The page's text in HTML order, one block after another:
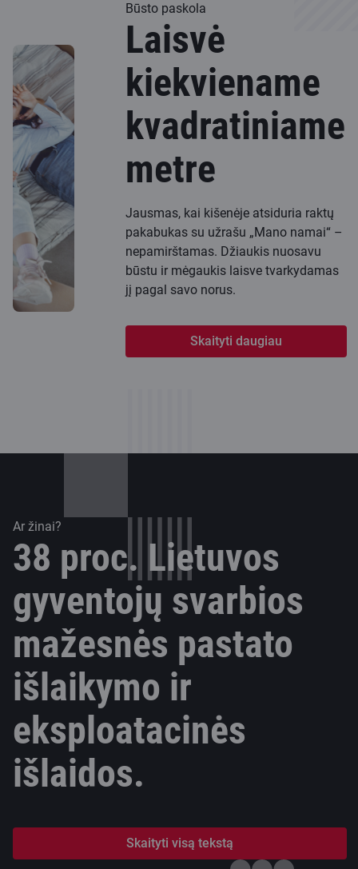
Būsto paskola
Laisvė
kiekviename
kvadratiniame
metre
Jausmas, kai kišenėje atsiduria raktų
pakabukas su užrašu „Mano namai“ –
nepamirštamas. Džiaukis nuosavu
būstu ir mėgaukis laisve tvarkydamas
jį pagal savo norus.
Skaityti daugiau
Ar žinai?
38 proc. Lietuvos
gyventojų svarbios
mažesnės pastato
išlaikymo ir
eksploatacinės
išlaidos.
Skaityti visą tekstą